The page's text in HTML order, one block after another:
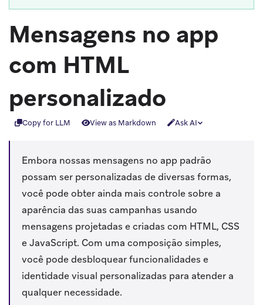
Mensagens no app
com HTML
personalizado
Copy for LLM View as Markdown Ask AI
Embora nossas mensagens no app padrão
possam ser personalizadas de diversas formas,
você pode obter ainda mais controle sobre a
aparência das suas campanhas usando
mensagens projetadas e criadas com HTML, CSS
e JavaScript. Com uma composição simples,
você pode desbloquear funcionalidades e
identidade visual personalizadas para atender a
qualquer necessidade.